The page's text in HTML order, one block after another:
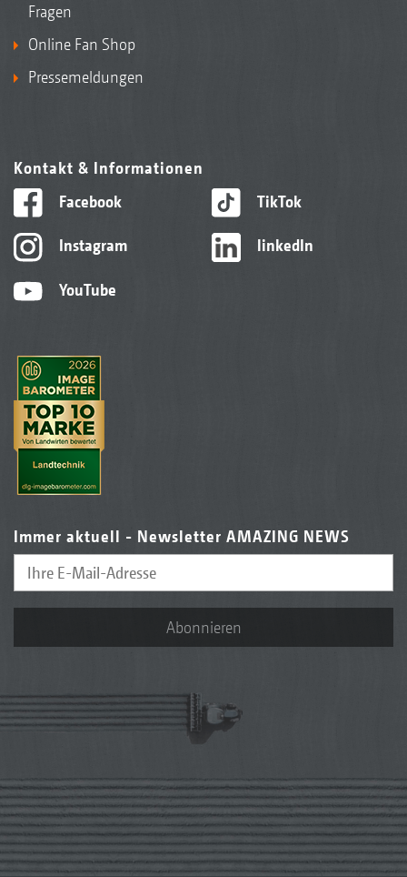
Fragen
Online Fan Shop
Pressemeldungen
Kontakt & Informationen
Facebook
Instagram
YouTube
TikTok
linkedIn
Immer aktuell - Newsletter AMAZING NEWS
Abonnieren